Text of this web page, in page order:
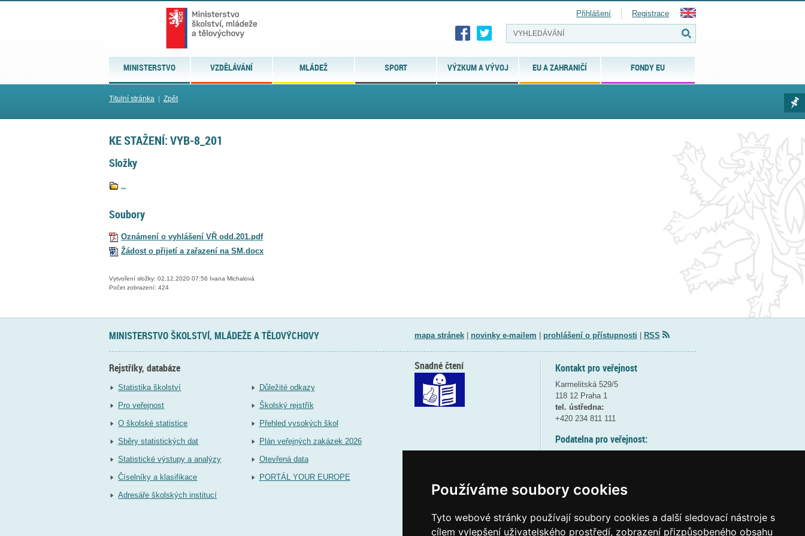
Používáme soubory cookies
Tyto webové stránky používají soubory cookies a další sledovací nástroje s
cílem vylepšení uživatelského prostředí, zobrazení přizpůsobeného obsahu
MINISTERSTVO VZDĚLÁVÁNÍ MLÁDEŽ SPORT VÝZKUM A VÝVOJ EU A ZAHRANIČÍ FONDY EU
Přihlášení Registrace
Titulní stránka Zpět
KE STAŽENÍ: VYB-8_201
Složky
..
Soubory
Oznámení o vyhlášení VŘ odd.201.pdf
Žádost o přijetí a zařazení na SM.docx
Vytvoření složky: 02.12.2020 07:56 Ivana Michalová
Počet zobrazení: 424
MINISTERSTVO ŠKOLSTVÍ, MLÁDEŽE A TĚLOVÝCHOVY mapa stránek| novinky e-mailem prohlášení o přístupnosti RSS
Rejstříky, databáze
Statistika školství
Pro veřejnost
O školské statistice
Sběry statistických dat
Statistické výstupy a analýzy
Číselníky a klasifikace
Adresáře školských institucí
Důležité odkazy
Školský rejstřík
Přehled vysokých škol
Plán veřejných zakázek 2026
Otevřená data
PORTÁL YOUR EUROPE
Kontakt pro veřejnost
Karmelitská 529/5
118 12 Praha 1
tel. ústředna:
+420 234 811 111
Podatelna pro veřejnost:
(více informací
Snadné čtení